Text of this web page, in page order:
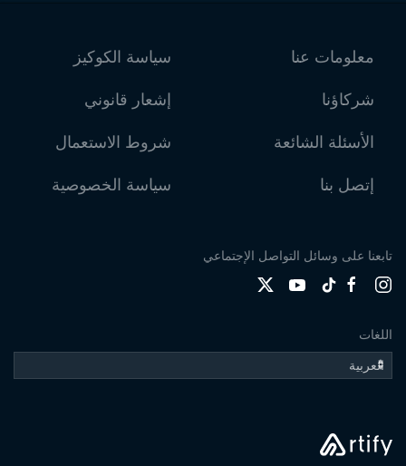
معلومات عنا
شركاؤنا
الأسئلة الشائعة
إتصل بنا
سياسة الكوكيز
إشعار قانوني
شروط الاستعمال
سياسة الخصوصية
تابعنا على وسائل التواصل الإجتماعي
اللغات